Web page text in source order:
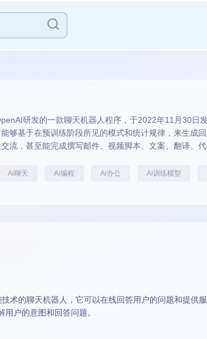
研发的一款聊天机器人程序，于2022年11月30日
够基于在预训练阶段所见的模式和统计规律，来生成
流，甚至能完成撰写邮件、视频脚本、文案、翻译、代
Ai聊天 Ai编程 Ai办公 Ai训练模型
术的聊天机器人，它可以在线回答用户的问题和提
户的意图和回答问题。